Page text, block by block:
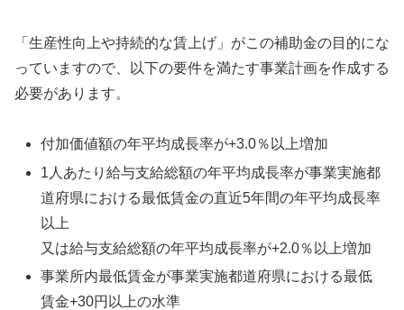
「生産性向上や持続的な賃上げ」がこの補助金の目的にな
っていますので、以下の要件を満たす事業計画を作成する
必要があります。
付加価値額の年平均成長率が+3.0％以上増加
1人あたり給与支給総額の年平均成長率が事業実施都
道府県における最低賃金の直近5年間の年平均成長率
以上
又は給与支給総額の年平均成長率が+2.0％以上増加
事業所内最低賃金が事業実施都道府県における最低
賃金+30円以上の水準